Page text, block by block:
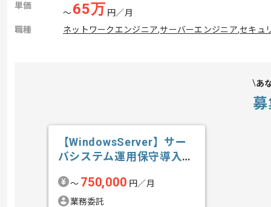
単価
〜65万 円／月
職種
ネットワークエンジニア,サーバーエンジニア,セキュ
あ
【WindowsServer】サー
バシステム運用保守導入技
〜 750,000 円／月
業務委託